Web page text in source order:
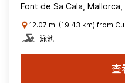
Font de Sa Cala,
12.07 mi (19.43 km) from
泳池
查